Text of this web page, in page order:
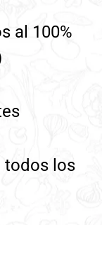
al 100%
todos los